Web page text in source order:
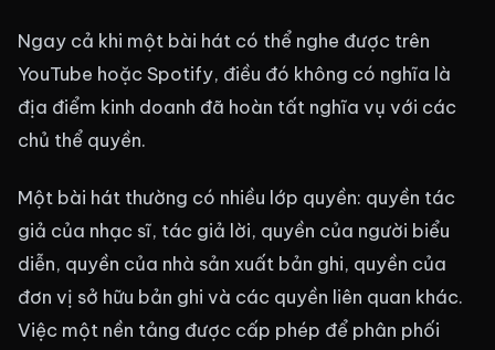
Ngay cả khi một bài hát có thể nghe được trên
YouTube hoặc Spotify, điều đó không có nghĩa là
địa điểm kinh doanh đã hoàn tất nghĩa vụ với các
chủ thể quyền.
Một bài hát thường có nhiều lớp quyền: quyền tác
giả của nhạc sĩ, tác giả lời, quyền của người biểu
diễn, quyền của nhà sản xuất bản ghi, quyền của
đơn vị sở hữu bản ghi và các quyền liên quan khác.
Việc một nền tảng được cấp phép để phân phối